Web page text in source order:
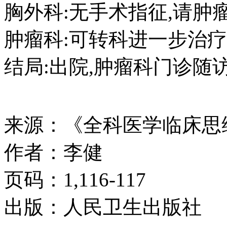
胸外科:无手术指征,请肿
肿瘤科:可转科进一步治
结局:出院,肿瘤科门诊随
来源：《全科医学临床
作者：李健
页码：1,116-117
出版：人民卫生出版社